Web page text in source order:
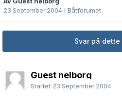
23.September.2004 i Båtforumet
Svar på dette
Guest nelborg
Startet 23.September.2004